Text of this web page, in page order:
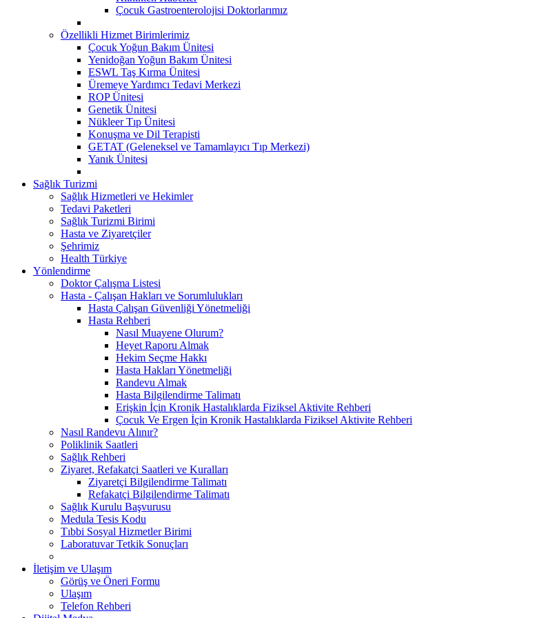
Çocuk Gastroenterolojisi Doktorlarımız
Özellikli Hizmet Birimlerimiz
Çocuk Yoğun Bakım Ünitesi
Yenidoğan Yoğun Bakım Ünitesi
ESWL Taş Kırma Ünitesi
Üremeye Yardımcı Tedavi Merkezi
ROP Ünitesi
Genetik Ünitesi
Nükleer Tıp Ünitesi
Konuşma ve Dil Terapisti
GETAT (Geleneksel ve Tamamlayıcı Tıp Merkezi)
Yanık Ünitesi
Sağlık Turizmi
Sağlık Hizmetleri ve Hekimler
Tedavi Paketleri
Sağlık Turizmi Birimi
Hasta ve Ziyaretçiler
Şehrimiz
Health Türkiye
Yönlendirme
Doktor Çalışma Listesi
Hasta - Çalışan Hakları ve Sorumlulukları
Hasta Çalışan Güvenliği Yönetmeliği
Hasta Rehberi
Nasıl Muayene Olurum?
Heyet Raporu Almak
Hekim Seçme Hakkı
Hasta Hakları Yönetmeliği
Randevu Almak
Hasta Bilgilendirme Talimatı
Erişkin İçin Kronik Hastalıklarda Fiziksel Aktivite Rehberi
Çocuk Ve Ergen İçin Kronik Hastalıklarda Fiziksel Aktivite Rehberi
Nasıl Randevu Alınır?
Poliklinik Saatleri
Sağlık Rehberi
Ziyaret, Refakatçi Saatleri ve Kuralları
Ziyaretçi Bilgilendirme Talimatı
Refakatçi Bilgilendirme Talimatı
Sağlık Kurulu Başvurusu
Medula Tesis Kodu
Tıbbi Sosyal Hizmetler Birimi
Laboratuvar Tetkik Sonuçları
İletişim ve Ulaşım
Görüş ve Öneri Formu
Ulaşım
Telefon Rehberi